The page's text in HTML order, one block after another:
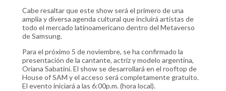
Cabe resaltar que este show será el primero de una
amplia y diversa agenda cultural que incluirá artistas de
todo el mercado latinoamericano dentro del Metaverso
de Samsung.
Para el próximo 5 de noviembre, se ha confirmado la
presentación de la cantante, actriz y modelo argentina,
Oriana Sabatini. El show se desarrollará en el rooftop de
House of SAM y el acceso será completamente gratuito.
El evento iniciará a las 6:00p.m. (hora local).